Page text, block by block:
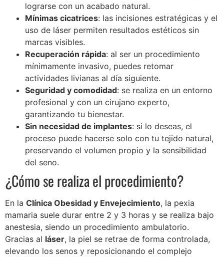
lograrse con un acabado natural.
Mínimas cicatrices: las incisiones estratégicas y el
uso de láser permiten resultados estéticos sin
marcas visibles.
Recuperación rápida: al ser un procedimiento
mínimamente invasivo, puedes retomar
actividades livianas al día siguiente.
Seguridad y comodidad: se realiza en un entorno
profesional y con un cirujano experto,
garantizando tu bienestar.
Sin necesidad de implantes: si lo deseas, el
proceso puede hacerse solo con tu tejido natural,
preservando el volumen propio y la sensibilidad
del seno.
¿Cómo se realiza el procedimiento?
En la Clínica Obesidad y Envejecimiento, la pexia
mamaria suele durar entre 2 y 3 horas y se realiza bajo
anestesia, siendo un procedimiento ambulatorio.
Gracias al láser, la piel se retrae de forma controlada,
elevando los senos y reposicionando el complejo